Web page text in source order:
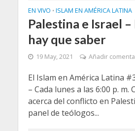
EN VIVO • ISLAM EN AMÉRICA LATINA
Palestina e Israel –
hay que saber
19 May, 2021 Añadir
El Islam en América Latina
– Cada lunes a las 6:00 p. m.
acerca del conflicto en
panel de teólogos...